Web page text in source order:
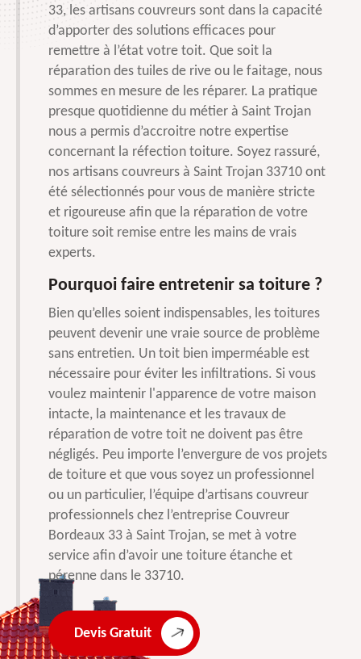
33, les artisans couvreurs sont dans la capacité
d’apporter des solutions efficaces pour
remettre à l’état votre toit. Que soit la
réparation des tuiles de rive ou le faitage, nous
sommes en mesure de les réparer. La pratique
presque quotidienne du métier à Saint Trojan
nous a permis d’accroitre notre expertise
concernant la réfection toiture. Soyez rassuré,
nos artisans couvreurs à Saint Trojan 33710 ont
été sélectionnés pour vous de manière stricte
et rigoureuse afin que la réparation de votre
toiture soit remise entre les mains de vrais
experts.
Pourquoi faire entretenir sa toiture ?
Bien qu’elles soient indispensables, les toitures
peuvent devenir une vraie source de problème
sans entretien. Un toit bien imperméable est
nécessaire pour éviter les infiltrations. Si vous
voulez maintenir l'apparence de votre maison
intacte, la maintenance et les travaux de
réparation de votre toit ne doivent pas être
négligés. Peu importe l’envergure de vos projets
de toiture et que vous soyez un professionnel
ou un particulier, l’équipe d’artisans couvreur
professionnels chez l’entreprise Couvreur
Bordeaux 33 à Saint Trojan, se met à votre
service afin d’avoir une toiture étanche et
pérenne dans le 33710.
Devis Gratuit